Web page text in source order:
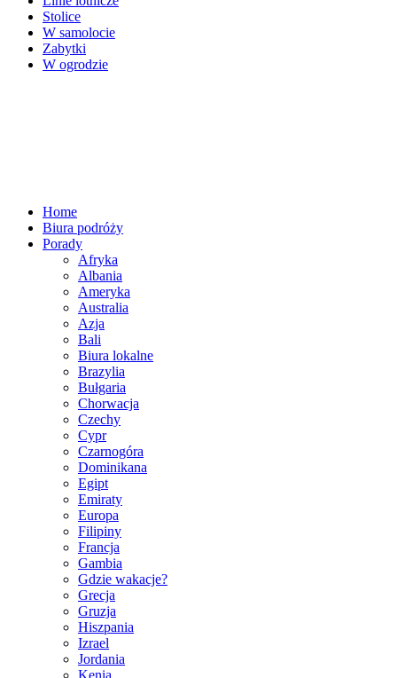
Stolice
W samolocie
Zabytki
W ogrodzie
Home
Biura podróży
Porady
Afryka
Albania
Ameryka
Australia
Azja
Bali
Biura lokalne
Brazylia
Bułgaria
Chorwacja
Czechy
Cypr
Czarnogóra
Dominikana
Egipt
Emiraty
Europa
Filipiny
Francja
Gambia
Gdzie wakacje?
Grecja
Gruzja
Hiszpania
Izrael
Jordania
Kenia